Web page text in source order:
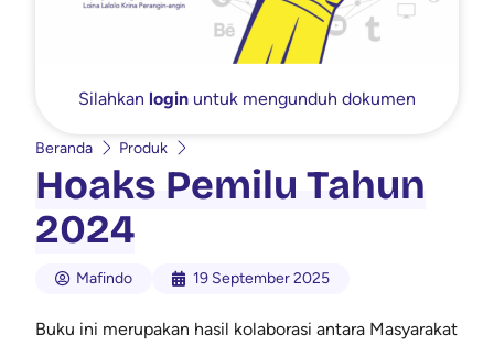
Beranda Produk
Hoaks Pemilu Tahun
2024
Mafindo 19 September 2025
Buku ini merupakan hasil kolaborasi antara Masyarakat
Silahkan login untuk mengunduh dokumen